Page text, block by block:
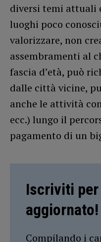
diversi temi attuali
luoghi poco
valorizzare, non
assembramenti al
fascia d’età, può
dalle città vicine,
anche le attività
ecc.) lungo il
pagamento di un
Iscriviti
aggiornato!
Compilando i